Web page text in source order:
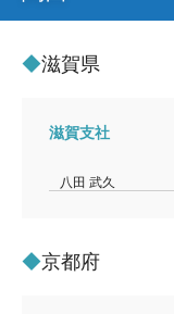
滋賀県
滋賀支社
八田 武久
京都府